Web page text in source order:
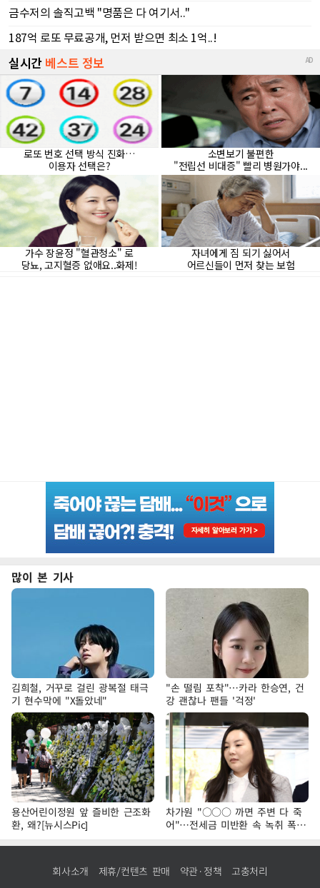
많이 본 기사
김희철, 거꾸로 걸린 광복절 태극
기 현수막에 "X돌았네"
"손 떨림 포착"…카라 한승연, 건
강 괜찮나 팬들 '걱정'
용산어린이정원 앞 즐비한 근조화
환, 왜?[뉴시스Pic]
차가원 "○○○ 까면 주변 다 죽
어"…전세금 미반환 속 녹취 폭로
파장
회사소개 제휴/컨텐츠 판매 약관·정책 고충처리